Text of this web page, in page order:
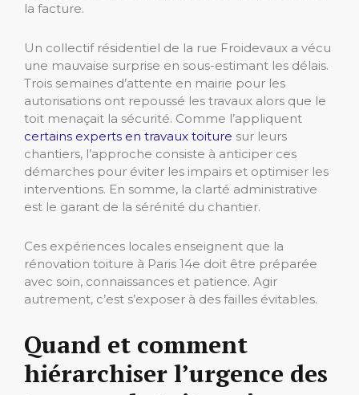
la facture.
Un collectif résidentiel de la rue Froidevaux a vécu
une mauvaise surprise en sous-estimant les délais.
Trois semaines d’attente en mairie pour les
autorisations ont repoussé les travaux alors que le
toit menaçait la sécurité. Comme l’appliquent
certains experts en travaux toiture sur leurs
chantiers, l’approche consiste à anticiper ces
démarches pour éviter les impairs et optimiser les
interventions. En somme, la clarté administrative
est le garant de la sérénité du chantier.
Ces expériences locales enseignent que la
rénovation toiture à Paris 14e doit être préparée
avec soin, connaissances et patience. Agir
autrement, c’est s’exposer à des failles évitables.
Quand et comment
hiérarchiser l’urgence des